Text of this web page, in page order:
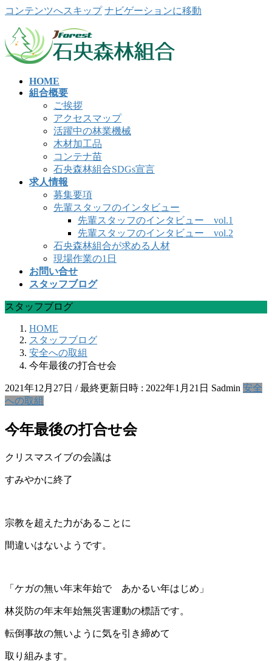
コンテンツへスキップ ナビゲーションに移動
HOME
組合概要
ご挨拶
アクセスマップ
活躍中の林業機械
木材加工品
コンテナ苗
石央森林組合SDGs宣言
求人情報
募集要項
先輩スタッフのインタビュー
先輩スタッフのインタビュー vol.1
先輩スタッフのインタビュー vol.2
石央森林組合が求める人材
現場作業の1日
お問い合せ
スタッフブログ
スタッフブログ
HOME
スタッフブログ
安全への取組
今年最後の打合せ会
2021年12月27日 / 最終更新日時 : 2022年1月21日 Sadmin 安全
への取組
今年最後の打合せ会
クリスマスイブの会議は
すみやかに終了
宗教を超えた力があることに
間違いはないようです。
「ケガの無い年末年始で あかるい年はじめ」
林災防の年末年始無災害運動の標語です。
転倒事故の無いように気を引き締めて
取り組みます。